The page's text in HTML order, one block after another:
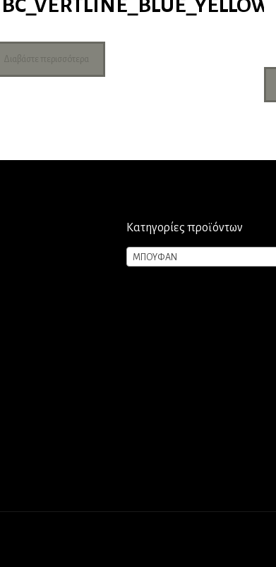
BC_VERTLINE_BLUE_YELLOW
Διαβάστε περισσότερα
Κατηγορίες προϊόντων
ΜΠΟΥΦΑΝ